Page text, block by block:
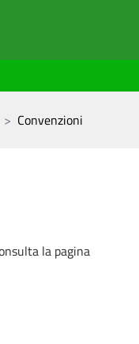
Convenzioni
la pagina